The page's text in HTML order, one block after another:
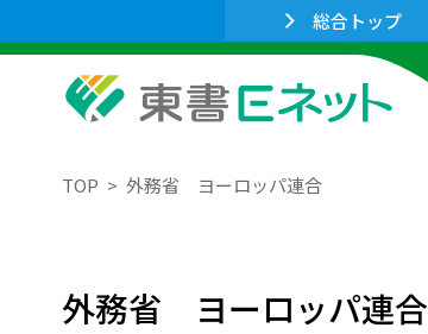
総合トップ
TOP 外務省 ヨーロッパ連合
外務省 ヨーロッパ連合